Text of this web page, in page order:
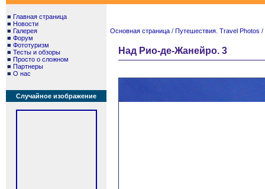
■ Главная страница
■ Новости
■ Галерея
■ Форум
■ Фототуризм
■ Тесты и обзоры
■ Просто о сложном
■ Партнеры
■ О нас
Случайное изображение
Основная страница / Путешествия. Travel Photos /
Над Рио-де-Жанейро. 3